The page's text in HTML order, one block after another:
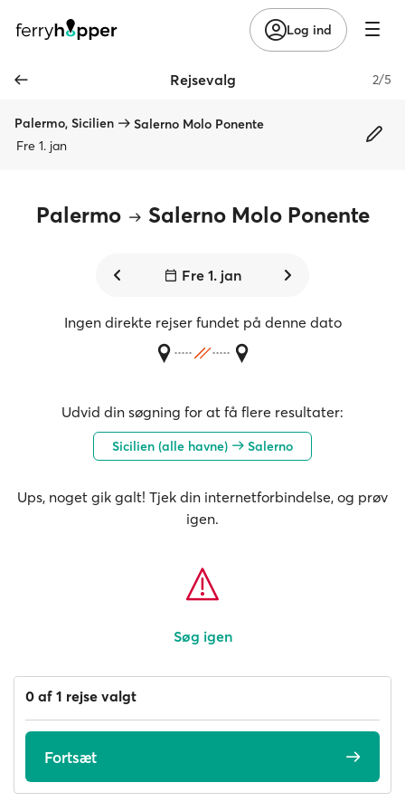
Log ind
Rejsevalg 2/5
Palermo, Sicilien
Salerno Molo Ponente
Fre 1. jan
Palermo Salerno Molo Ponente
Fre 1. jan
Ingen direkte rejser fundet på denne dato
Udvid din søgning for at få flere resultater:
Sicilien (alle havne) Salerno
Ups, noget gik galt! Tjek din internetforbindelse, og prøv
igen.
Søg igen
0 af 1 rejse valgt
Fortsæt